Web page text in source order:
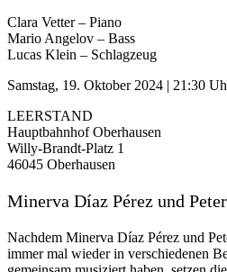
Clara Vetter – Piano
Mario Angelov – Bass
Lucas Klein – Schlagzeug
Samstag, 19. Oktober 2024 | 21:30
LEERSTAND
Hauptbahnhof Oberhausen
Willy-Brandt-Platz 1
46045 Oberhausen
Minerva Díaz Pérez und
Nachdem Minerva Díaz Pérez und
immer mal wieder in verschiedenen